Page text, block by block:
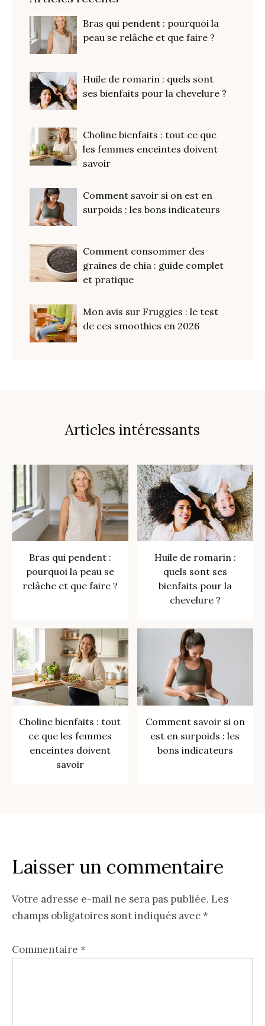
Bras qui pendent : pourquoi la
peau se relâche et que faire ?
Huile de romarin : quels sont
ses bienfaits pour la chevelure ?
Choline bienfaits : tout ce que
les femmes enceintes doivent
savoir
Comment savoir si on est en
surpoids : les bons indicateurs
Comment consommer des
graines de chia : guide complet
et pratique
Mon avis sur Fruggies : le test
de ces smoothies en 2026
Articles intéressants
Bras qui pendent :
pourquoi la peau se
relâche et que faire ?
Huile de romarin :
quels sont ses
bienfaits pour la
chevelure ?
Choline bienfaits : tout
ce que les femmes
enceintes doivent
savoir
Comment savoir si on
est en surpoids : les
bons indicateurs
Laisser un commentaire
Votre adresse e-mail ne sera pas publiée. Les
champs obligatoires sont indiqués avec*
Commentaire *